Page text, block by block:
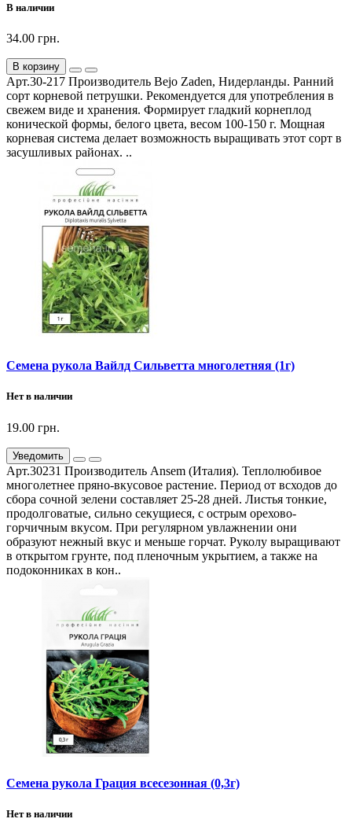
В наличии
34.00 грн.
В корзину
Арт.30-217 Производитель Bejo Zaden, Нидерланды. Ранний
сорт корневой петрушки. Рекомендуется для употребления в
свежем виде и хранения. Формирует гладкий корнеплод
конической формы, белого цвета, весом 100-150 г. Мощная
корневая система делает возможность выращивать этот сорт в
засушливых районах. ..
Семена рукола Вайлд Сильветта многолетняя (1г)
Нет в наличии
19.00 грн.
Уведомить
Арт.30231 Производитель Ansem (Италия). Теплолюбивое
многолетнее пряно-вкусовое растение. Период от всходов до
сбора сочной зелени составляет 25-28 дней. Листья тонкие,
продолговатые, сильно секущиеся, с острым орехово-
горчичным вкусом. При регулярном увлажнении они
образуют нежный вкус и меньше горчат. Руколу выращивают
в открытом грунте, под пленочным укрытием, а также на
подоконниках в кон..
Семена рукола Грация всесезонная (0,3г)
Нет в наличии